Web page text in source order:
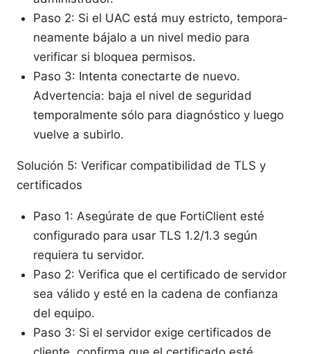
Paso 2: Si el UAC está muy estricto, tempora­
neamente bájalo a un nivel medio para
verificar si bloquea permisos.
Paso 3: Intenta conectarte de nuevo.
Advertencia: baja el nivel de seguridad
temporalmente sólo para diagnóstico y luego
vuelve a subirlo.
Solución 5: Verificar compatibilidad de TLS y
certificados
Paso 1: Asegúrate de que FortiClient esté
configurado para usar TLS 1.2/1.3 según
requiera tu servidor.
Paso 2: Verifica que el certificado de servidor
sea válido y esté en la cadena de confianza
del equipo.
Paso 3: Si el servidor exige certificados de